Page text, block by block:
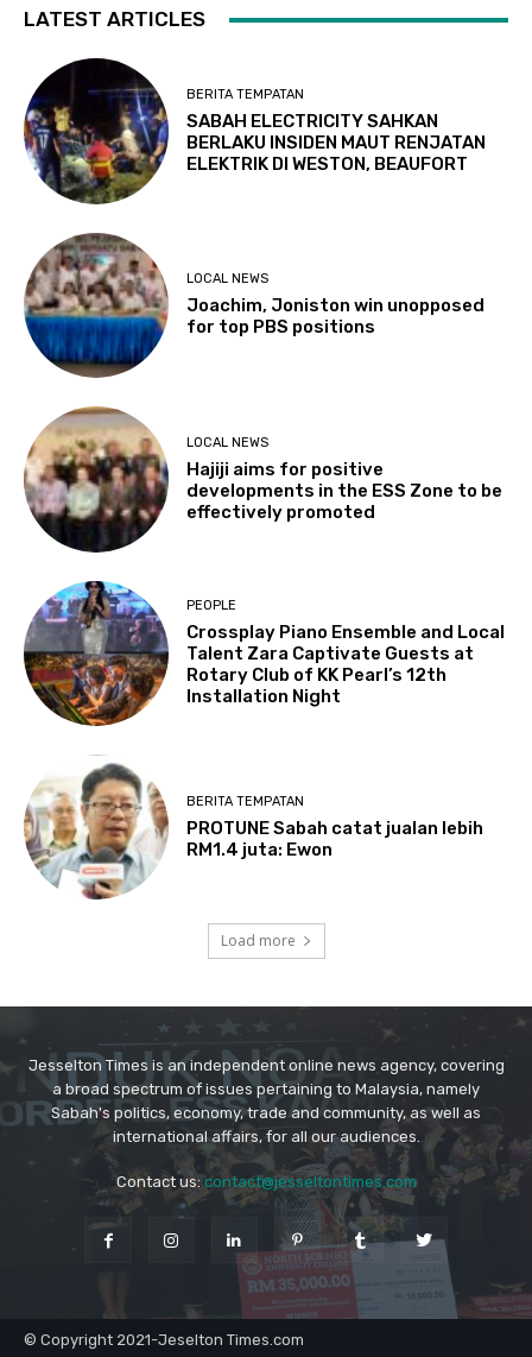
Jesselton Times is an independent online news agency, covering
a broad spectrum of issues pertaining to Malaysia, namely
Sabah's politics, economy, trade and community, as well as
international affairs, for all our audiences.
Contact us: contact@jesseltontimes.com
© Copyright 2021-Jeselton Times.com